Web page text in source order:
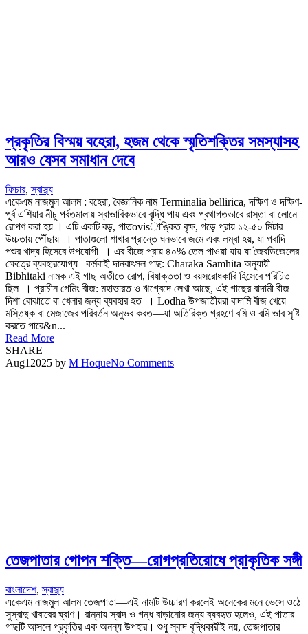
প্রকৃতির বিস্ময় বহেরা, হজম থেকে স্মৃতিশক্তির সমস্যাসহ
আরও যেসব সমাধান দেবে
ফিচার,স্বাস্থ্য
একেএম নাজমুল আলম : বহেরা, বৈজ্ঞানিক নাম Terminalia bellirica, দক্ষিণ ও দক্ষিণ-
পূর্ব এশিয়ার নীচু পর্বতমালায় স্বাভাবিকভাবে বৃদ্ধি পায় এবং প্রথাগতভাবে রাস্তা বা লোনে
রোপণ করা হয় । এটি একটি বড়, পাতovisাঙ্কিত বৃক্ষ, গড়ে প্রায় ১২‑৫০ মিটার
উচ্চতায় পৌঁছায় । পাতাগুলো শাখার প্রান্তে ঘনভাবে জমে এবং লম্বা হয়, যা গবাদি
পশুর খাদ্য হিসেবে উপযোগী । এর বীজে প্রায় ৪০% তেল পাওয়া যায় যা জৈবডিজেলের
ক্ষেত্রে ব্যবহারযোগ্য কর্মবাহী দানবাৎসল গাছ: Charaka Samhita অনুযায়ী
Bibhitaki নামক এই গাছ অতীতে রোগ, বিষাক্ততা ও বয়সরোধকারি হিসেবে পরিচিত
ছিল । প্রাচীন গেমিং বীজ: মহাভারত ও ঋগ্বেদে লেখা আছে, এই গাছের বাদামী বীজ
দিশা বোঝাতে বা খেলার জন্য ব্যবহার হত । Lodha উপজাতীয়রা বাদামি বীজ খেয়ে
মস্তিষ্ক বা মেজাজের পরিবর্তন অনুভব করত—যা অতিরিক্ত গ্রহণে বমি ও বমি ভাব সৃষ্টি
করতে পারে&n...
Read More
SHARE
Aug1 2025 by M HoqueNo Comments
তেজপাতার গোপন শক্তি—রোগপ্রতিরোধে প্রাকৃতিক সঙ্গী
বাংলাদেশ,স্বাস্থ্য
একেএম নাজমুল আলম তেজপাতা—এই নামটি উচ্চারণ করলেই অনেকের মনে ভেসে ওঠে
সুস্বাদু খাবারের ঘ্রাণ। রান্নায় স্বাদ ও গন্ধ বাড়ানোর জন্য ব্যবহৃত হলেও, এই পাতার
গাছটি আসলে প্রকৃতির এক অনন্য উপহার। শুধু স্বাদ বৃদ্ধিকারীই নয়, তেজপাতার